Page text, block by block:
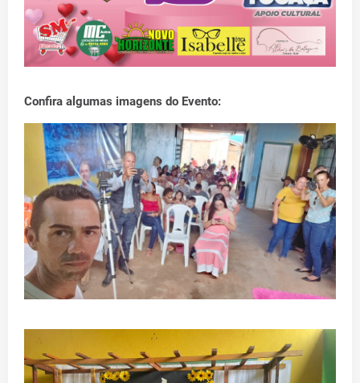
Confira algumas imagens do Evento: